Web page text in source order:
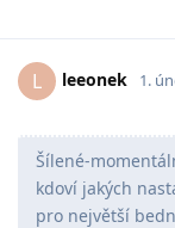
L leeonek 1.
Šílené-
kdoví jakých
pro největší